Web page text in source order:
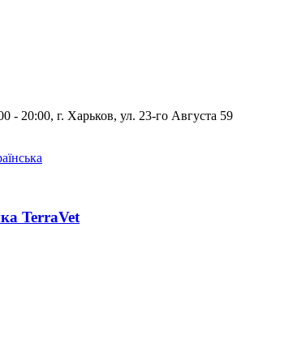
- 20:00, г. Харьков, ул. 23-го Августа 59